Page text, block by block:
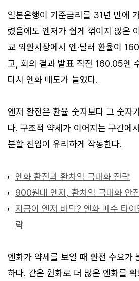
일본은행이 기준금리를 31년 만에
렸음에도 엔저가 쉽게 꺾이지 않은
쿄 외환시장에서 엔·달러 환율이
고, 회의 결과 발표 직전 160.05엔
다시 엔화 매도가 늘었다.
엔저 환전은 환율 숫자보다 그 숫자
다. 구조적 약세가 이어지는 구간에
분할 진입이 유리하게 작동한다.
엔화 환전과 환차익 극대화 전략
900원대 엔저, 환차익 극대화 안
지금이 엔저 바닥? 엔화 매수 타
략
엔화가 약세를 보일 때 환전 수요가
하다. 같은 원화로 더 많은 엔화를 확